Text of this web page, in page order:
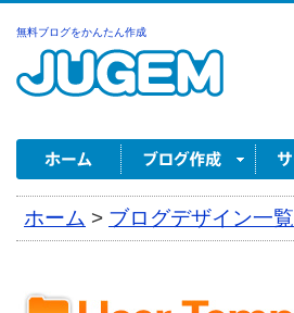
無料ブログをかんたん作成
ホーム > ブログデザイン一覧